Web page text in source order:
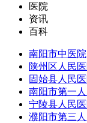
医院
资讯
百科
南阳市中医院
陕州区人民
固始县人民
南阳市第一
宁陵县人民
濮阳市第三